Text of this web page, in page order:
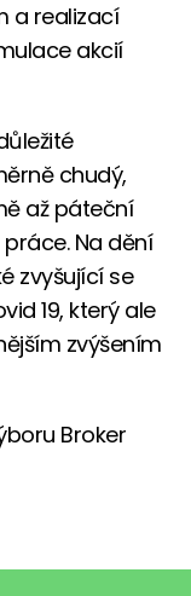
a realizací
akcií
chudý,
až páteční
Na dění
zvyšující se
19, který ale
zvýšením
Broker